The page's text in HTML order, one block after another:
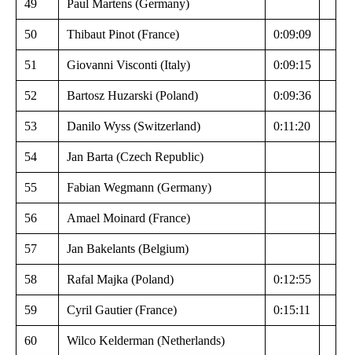
49 Paul Martens (Germany)
50 Thibaut Pinot (France) 0:09:09
51 Giovanni Visconti (Italy) 0:09:15
52 Bartosz Huzarski (Poland) 0:09:36
53 Danilo Wyss (Switzerland) 0:11:20
54 Jan Barta (Czech Republic)
55 Fabian Wegmann (Germany)
56 Amael Moinard (France)
57 Jan Bakelants (Belgium)
58 Rafal Majka (Poland) 0:12:55
59 Cyril Gautier (France) 0:15:11
60 Wilco Kelderman (Netherlands)